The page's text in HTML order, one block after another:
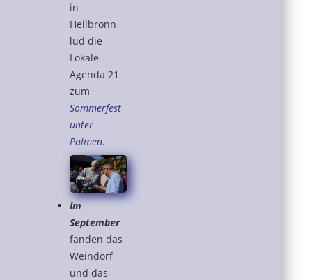
in
Heilbronn
lud die
Lokale
Agenda 21
zum
Sommerfest
unter
Palmen.
Im
September
fanden das
Weindorf
und das